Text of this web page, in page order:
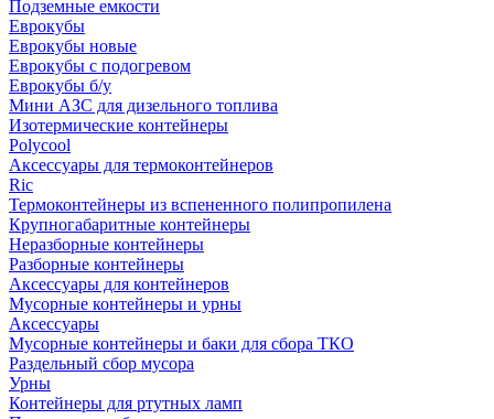
Подземные емкости
Еврокубы
Еврокубы новые
Еврокубы с подогревом
Еврокубы б/у
Мини АЗС для дизельного топлива
Изотермические контейнеры
Polycool
Аксессуары для термоконтейнеров
Ric
Термоконтейнеры из вспененного полипропилена
Крупногабаритные контейнеры
Неразборные контейнеры
Разборные контейнеры
Аксессуары для контейнеров
Мусорные контейнеры и урны
Аксессуары
Мусорные контейнеры и баки для сбора ТКО
Раздельный сбор мусора
Урны
Контейнеры для ртутных ламп